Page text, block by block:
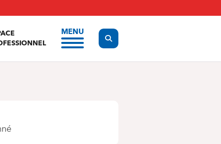
MENU
Display the search form